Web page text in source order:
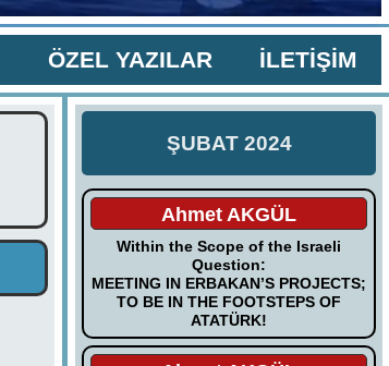
ÖZEL YAZILAR İLETİŞİM
ŞUBAT 2024
Ahmet AKGÜL
Within the Scope of the Israeli
Question:
MEETING IN ERBAKAN’S PROJECTS;
TO BE IN THE FOOTSTEPS OF
ATATÜRK!